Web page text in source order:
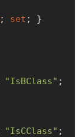
; set ; }
"IsBClass" ;
"IsCClass" ;